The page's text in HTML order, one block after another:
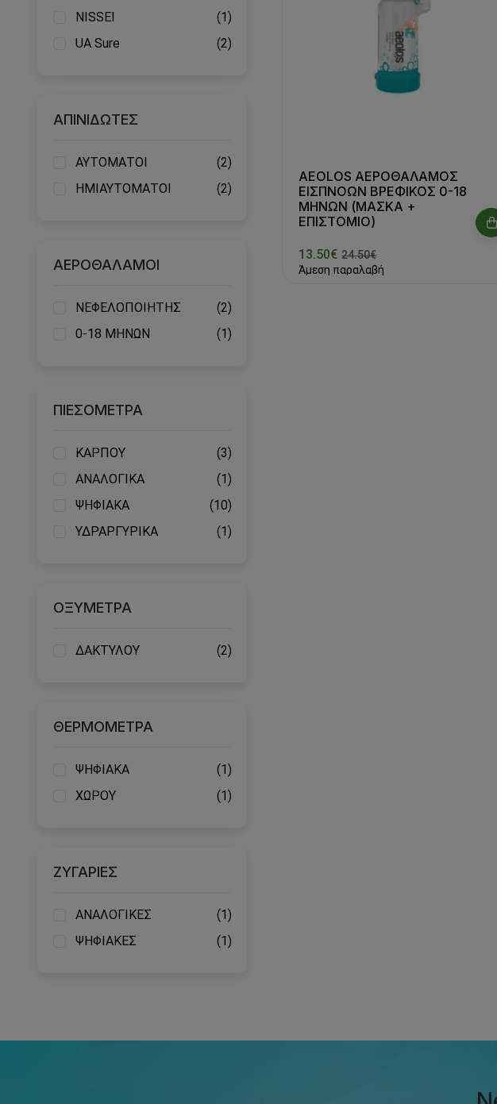
AEOLOS ΑΕΡΟΘΑΛΑΜΟΣ
ΕΙΣΠΝΟΩΝ ΒΡΕΦΙΚΟΣ 0-18
ΜΗΝΩΝ (ΜΑΣΚΑ +
ΕΠΙΣΤΟΜΙΟ)
13.50€ 24.50€
Άμεση παραλαβή
NISSEI
(1)
UA Sure
(2)
ΑΠΙΝΙΔΩΤΕΣ
ΑΥΤΟΜΑΤΟΙ
(2)
ΗΜΙΑΥΤΟΜΑΤΟΙ
(2)
ΑΕΡΟΘΑΛΑΜΟΙ
ΝΕΦΕΛΟΠΟΙΗΤΗΣ
(2)
0-18 ΜΗΝΩΝ
(1)
ΠΙΕΣΟΜΕΤΡΑ
ΚΑΡΠΟΥ
(3)
ΑΝΑΛΟΓΙΚΑ
(1)
ΨΗΦΙΑΚΑ
(10)
ΥΔΡΑΡΓΥΡΙΚΑ
(1)
ΟΞΥΜΕΤΡΑ
ΔΑΚΤΥΛΟΥ (2)
ΘΕΡΜΟΜΕΤΡΑ
ΨΗΦΙΑΚΑ
(1)
ΧΩΡΟΥ
(1)
ΖΥΓΑΡΙΕΣ
ΑΝΑΛΟΓΙΚΕΣ
(1)
ΨΗΦΙΑΚΕΣ
(1)